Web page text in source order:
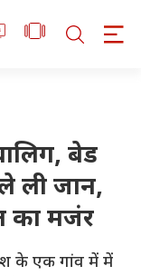
बेड
ली जान,
का मजंर
के एक गांव में में